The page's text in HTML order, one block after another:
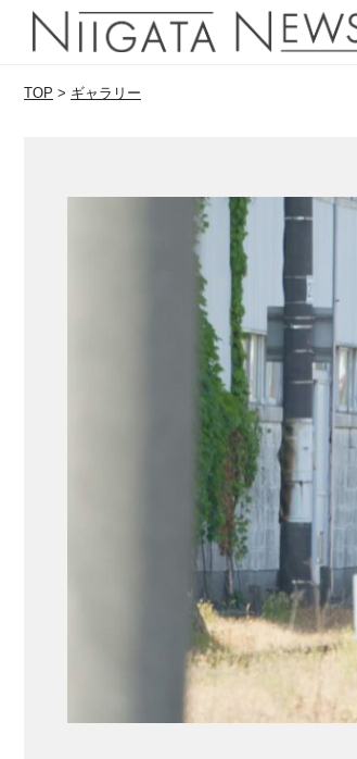
TOP > ギャラリー